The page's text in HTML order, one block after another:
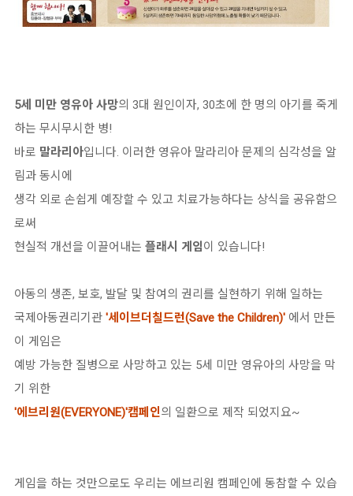
5세 미만 영유아 사망의 3대 원인이자, 30초에 한 명의 아기를 죽게
하는 무시무시한 병!
바로 말라리아입니다. 이러한 영유아 말라리아 문제의 심각성을 알
림과 동시에
생각 외로 손쉽게 예장할 수 있고 치료가능하다는 상식을 공유함으
로써
현실적 개선을 이끌어내는 플래시 게임이 있습니다!
아동의 생존, 보호, 발달 및 참여의 권리를 실현하기 위해 일하는
국제아동권리기관 '세이브더칠드런(Save the Children)' 에서 만든
이 게임은
예방 가능한 질병으로 사망하고 있는 5세 미만 영유아의 사망을 막
기 위한
'에브리원(EVERYONE)'캠페인의 일환으로 제작 되었지요~
게임을 하는 것만으로도 우리는 에브리원 캠페인에 동참할 수 있습